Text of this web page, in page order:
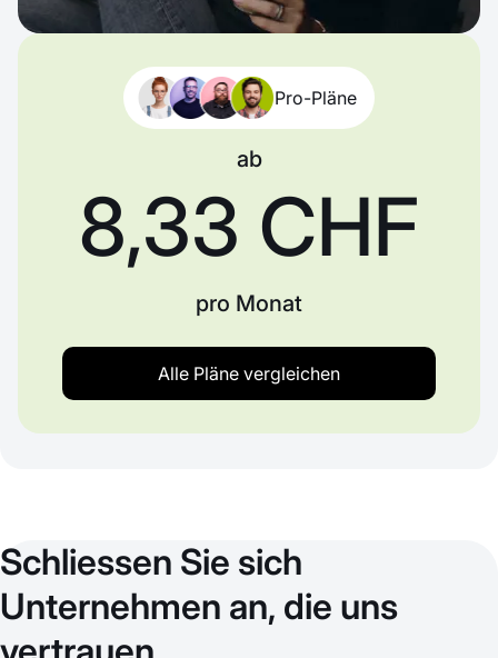
Pro-Pläne
ab
8,33 CHF
pro Monat
Alle Pläne vergleichen
Schliessen Sie sich
Unternehmen an, die uns